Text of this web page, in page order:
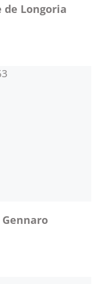
de Longoria
Gennaro